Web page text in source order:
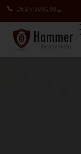
05121 / 20 80 90